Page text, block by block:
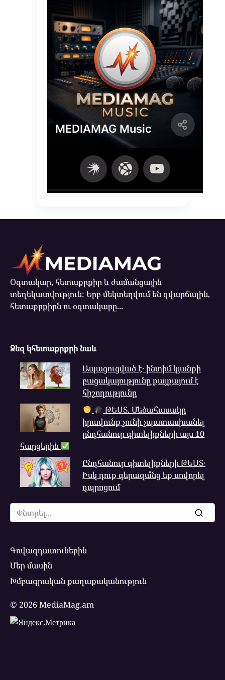
Օգտակար, հետաքրքիր և ժամանցային
տեղեկատվություն: Երբ մեկտեղվում են զվարճալին,
հետաքրքիրն ու օգտակարը...
Ձեզ կհետաքրքրի նաև
Ապացուցված է․ ինտիմ կյանքի
բացակայությունը քայքայում է
հիշողությունը
ԹԵՍՏ. Մեծահասակը
իրավունք չունի չպատասխանել
ընդհանուր գիտելիքների այս 10
հարցերին
Ընդհանուր գիտելիքների ԹԵՍՏ․
Իսկ դուք գերազա՞նց եք սովորել
դպրոցում
Search
for:
Գովազդատուներին
Մեր մասին
Խմբագրական քաղաքականություն
© 2026 MediaMag.am